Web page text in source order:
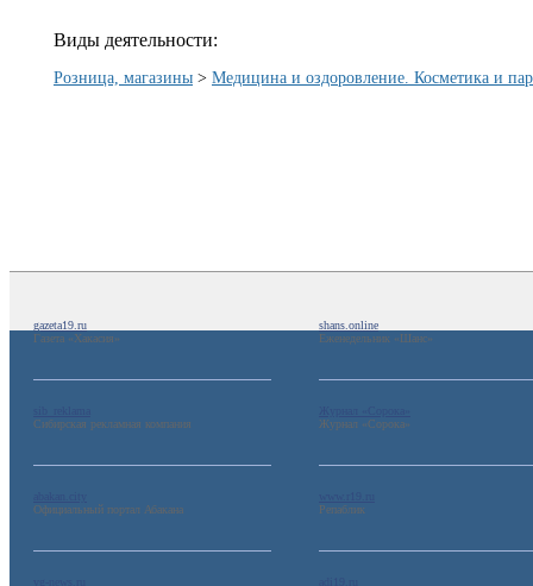
Виды деятельности:
Розница, магазины > Медицина и оздоровление. Косметика и
gazeta19.ru
Газета «Хакасия»
shans.online
Еженедельник «Шанс»
Сибирская рекламная компания
Журнал «Сорока»
Официальный портал Абакана
Репаблик